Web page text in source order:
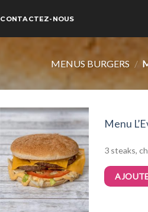
CONTACTEZ-NOUS
MENUS BURGERS /
Menu
3 steaks,